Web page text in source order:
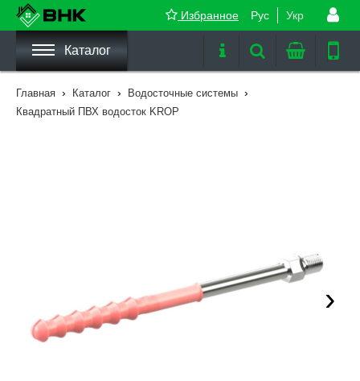
Рус Укр
Избранное
Каталог
Главная › Каталог › Водосточные системы ›
Квадратный ПВХ водосток KROP
›